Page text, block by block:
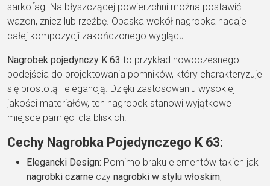
sarkofag. Na błyszczącej powierzchni można postawić
wazon, znicz lub rzeźbę. Opaska wokół nagrobka nadaje
całej kompozycji zakończonego wyglądu.
Nagrobek pojedynczy K 63 to przykład nowoczesnego
podejścia do projektowania pomników, który charakteryzuje
się prostotą i elegancją. Dzięki zastosowaniu wysokiej
jakości materiałów, ten nagrobek stanowi wyjątkowe
miejsce pamięci dla bliskich.
Cechy Nagrobka Pojedynczego K 63:
Elegancki Design: Pomimo braku elementów takich jak
nagrobki czarne czy nagrobki w stylu włoskim,